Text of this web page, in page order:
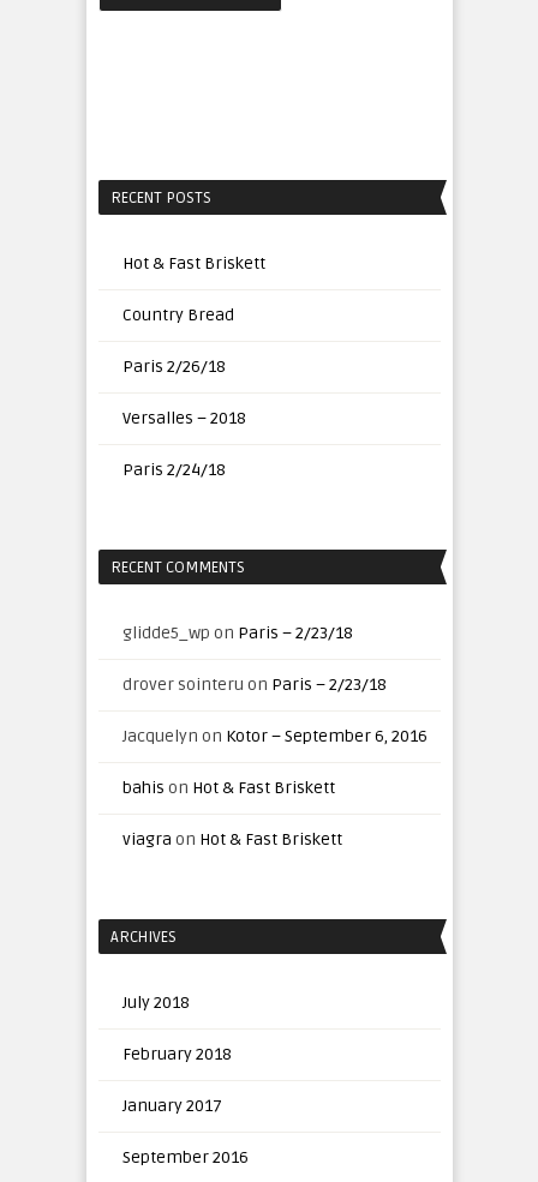
RECENT POSTS
Hot & Fast Briskett
Country Bread
Paris 2/26/18
Versalles – 2018
Paris 2/24/18
RECENT COMMENTS
glidde5_wp on Paris – 2/23/18
drover sointeru on Paris – 2/23/18
Jacquelyn on Kotor – September 6, 2016
bahis on Hot & Fast Briskett
viagra on Hot & Fast Briskett
ARCHIVES
July 2018
February 2018
January 2017
September 2016